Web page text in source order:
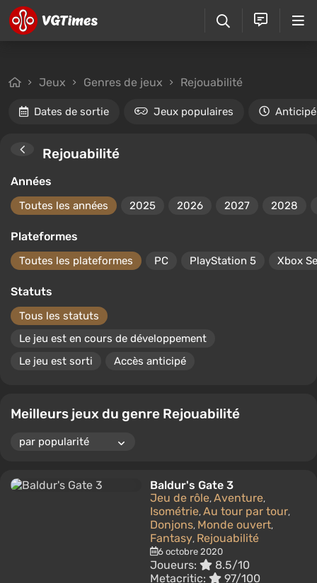
Jeux Genres de jeux Rejouabilité
Dates de sortie Jeux populaires Anticipé
Rejouabilité
Années
Toutes les années 2025 2026 2027 2028
Plateformes
Toutes les plateformes PC PlayStation 5 Xbox
Statuts
Tous les statuts
Le jeu est en cours de développement
Le jeu est sorti
Accès anticipé
Meilleurs jeux du genre Rejouabilité
Baldur's Gate 3
Jeu de rôle, Aventure,
Isométrie, Au tour par tour,
Donjons, Monde ouvert,
Fantasy, Rejouabilité
6 octobre 2020
Joueurs:
8.5/10
Metacritic:
97/100